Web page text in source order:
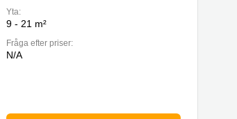
Yta:
9 - 21 m²
Fråga efter priser:
N/A